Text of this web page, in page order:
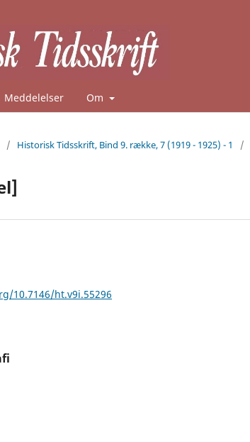
Meddelelser Om
/ Historisk Tidsskrift, Bind 9. række, 7 (1919 - 1925) - 1 /
10.7146/ht.v9i.55296